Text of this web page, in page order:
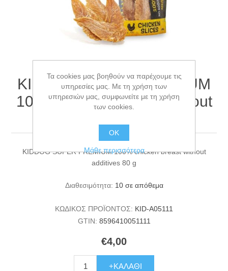
KIDDOG SUPER PREMIUM
100% chicken breast without
KIDDOG SUPER PREMIUM 100% chicken breast without
additives 80 g
Διαθεσιμότητα: 10 σε απόθεμα
ΚΩΔΙΚΟΣ ΠΡΟΪΟΝΤΟΣ: KID-A05111
GTIN: 8596410051111
€4,00
+ΚΑΛΆΘΙ
Τα cookies μας βοηθούν να παρέχουμε τις
υπηρεσίες μας. Με τη χρήση των
υπηρεσιών μας, συμφωνείτε με τη χρήση
των cookies.
ΟΚ
Μάθε περισσότερα